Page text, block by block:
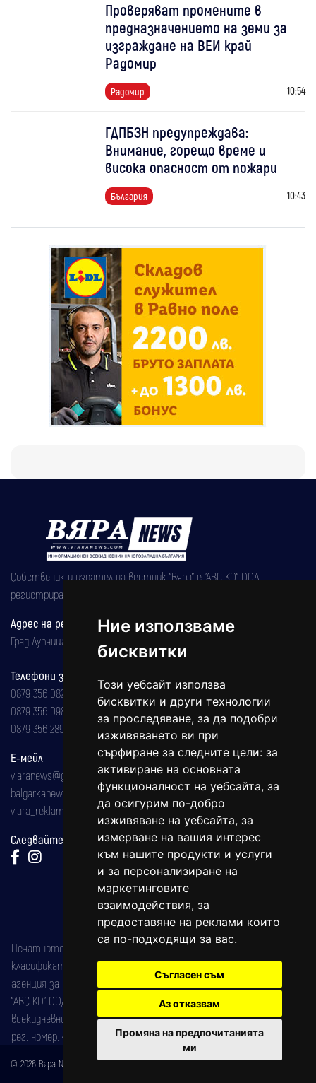
Ние използваме
бисквитки
Този уебсайт използва
бисквитки и други технологии
за проследяване, за да подобри
изживяването ви при
сърфиране за следните цели: за
активиране на основната
функционалност на уебсайта, за
да осигурим по-добро
изживяване на уебсайта, за
измерване на вашия интерес
към нашите продукти и услуги
и за персонализиране на
маркетинговите
взаимодействия, за
предоставяне на реклами които
са по-подходящи за вас.
Съгласен съм
Аз отказвам
Промяна на предпочитанията
ми
Проверяват промените в
предназначението на земи за
изграждане на ВЕИ край
Радомир
Радомир 10:54
ГДПБЗН предупреждава:
Внимание, горещо време и
висока опасност от пожари
България 10:43
Собственик и издател на вестник "Вяра" е "АВС КО" ООД,
регистрирана на 08.05.2002 година.
Адрес на редакцията
Град Дупница, ул.''Христо Ботев" 43
Телефони за реклама и абонаменти
0879 356 082
0879 356 098
0879 356 289
Е-мейл
viaranews@gmail.com
balgarkanews@gmail.com
viara_reklama@mail.bg
Следвайте ни:
Печатното издание на вестника е регистрирано в националния
класификатор на печатните издания (Българска национална
агенция за ISSN) под номер: ISSN 1312-4722.
"АВС КО" ООД е притежател на марката: Вяра информационен
всекидневник на югозападна България, със свидетелство за марка
рег. номер: 47857/11.05.2004 година.
© 2026 Вяра News Всички права запазени!